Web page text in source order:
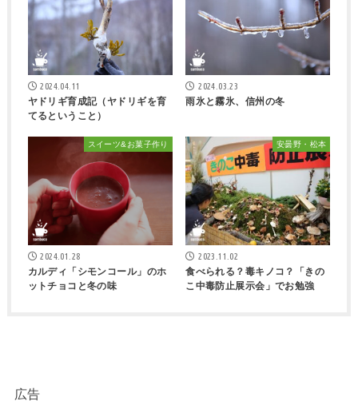
2024.04.11
ヤドリギ育成記（ヤドリギを育
てるということ）
2024.03.23
雨氷と霧氷、信州の冬
スイーツ&お菓子作り
2024.01.28
カルディ「シモンコール」のホ
ットチョコと冬の味
安曇野・松本
2023.11.02
食べられる？毒キノコ？「きの
こ中毒防止展示会」でお勉強
広告